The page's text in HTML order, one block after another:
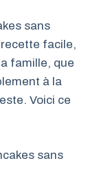
sans
facile,
famille, que
à la
Voici ce
sans